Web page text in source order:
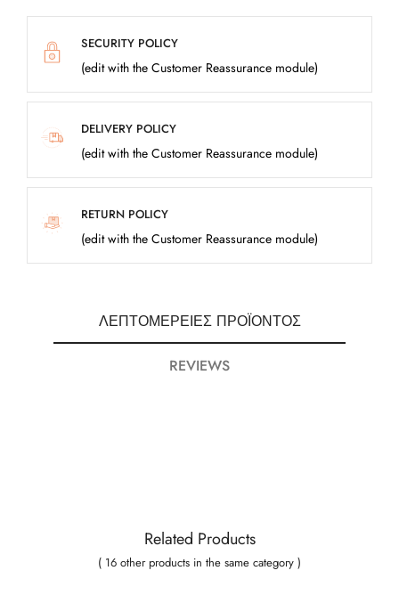
SECURITY POLICY
(edit with the Customer Reassurance module)
DELIVERY POLICY
(edit with the Customer Reassurance module)
RETURN POLICY
(edit with the Customer Reassurance module)
ΛΕΠΤΟΜΈΡΕΙΕΣ ΠΡΟΪΌΝΤΟΣ
REVIEWS
Related Products
( 16 other products in the same category )